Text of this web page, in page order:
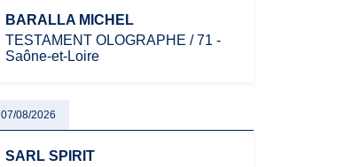
BARALLA MICHEL
TESTAMENT OLOGRAPHE / 71 -
Saône-et-Loire
07/08/2026
SARL SPIRIT